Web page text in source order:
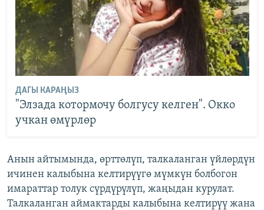
ДАГЫ КАРАҢЫЗ
"Элзада котормочу болгусу келген". Окко
учкан өмүрлөр
Анын айтымында, өрттөлүп, талкаланган үйлөрдүн
ичинен калыбына келтирүүгө мүмкүн болбогон
имараттар толук сүрдүрүлүп, жаңыдан курулат.
Талкаланган аймактарды калыбына келтирүү жана